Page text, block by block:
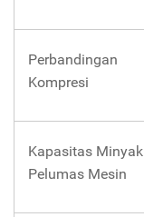
Perbandingan
Kompresi
Kapasitas Minyak
Pelumas Mesin